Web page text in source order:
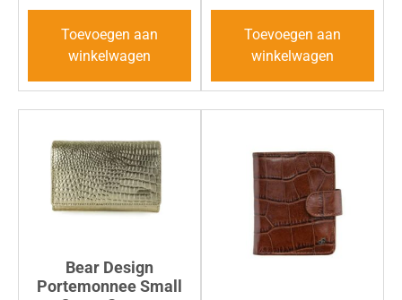
Toevoegen aan
winkelwagen
Toevoegen aan
winkelwagen
Bear Design
Portemonnee Small